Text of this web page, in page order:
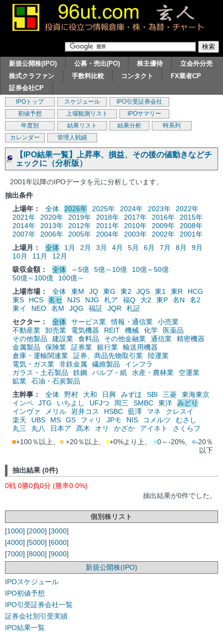
新規公開株(IPO) 公募・売出(PO) 株主優待
立会外分売
株式クラファン
手数料比較 コンタクト
FX業者CP
証券会社CP
IPOトップ スケジュール
IPO引受証券会社
初値予想
上場観測リスト
IPOサマリー
年度別
結果リスト 結果分析
時系列
カレンダー
管理人戦績
【IPO結果一覧】上昇率、損益、その後の値動きなどチ
ェックに（分析版）
2001年以降のIPOデータを元に分析しています。
抽出条件
上場年：
全体 2026年 2025年 2024年 2023年
2022年
2021年
2020年 2019年 2018年 2017年 2016年
2015年
2014年
2013年 2012年 2011年 2010年 2009年
2008年
2007年
2006年 2005年 2004年 2003年 2002年
2001年
上場月：
全体 1月 2月 3月 4月 5月 6月 7月 8月
9月
10月
11月
12月
吸収金額：
全体 ～5億 5億～10億
10億～50億
50億～100億
100億～
上場市場：
全体 東M JQ 東G 東2 JQS 東1 東R
HCG
東S
HCS 名セ NJS NJG 札ア 福Q 大2 東P 名N
名2
東イ
NEO 名M JQG 福証 JQR
札証
セクター：
全体 サービス業 情報・通信業
小売業
不動産業
卸売業 電気機器 REIT 機械 化学
医薬品
その他製品
建設業 食料品 その他金融業 通信業
精密機器
金属製品
保険業 証券業 銀行業
輸送用機器
倉庫・運輸関連業
証券、商品先物取引業
陸運業
電気・ガス業
非鉄金属 繊維製品
インフラ
ガラス・土石製品
鉄鋼 パルプ・紙 水産・農林業
空運業
鉱業
石油・石炭製品
主幹事：
全体 野村 大和 日興 みずほ SBI 三菱
東海東京
インベ
JTG いちよし UFJつ 岡三 SMBC 東洋
みどり
インヴァ
メリル 岩井コス HSBC 藍澤 マネ
クレスイ
楽天
UBS MS GS フィリ JPモ NIS コメルツ
むさし
丸三
丸八 日本ア 髙木 オリ かざか アイネト
さくらフ
■+100％以上、 ■ +20％以上、 ■+0%より上、 ■0～-20%、 ■-20％
以下
抽出結果 (0件)
0戦 0勝0負0分 (勝率0.0%)
抽出結果が0件でした。
個別株リスト
[1000] [2000] [3000]
[4000] [5000] [6000]
[7000] [8000] [9000]
新規公開株(IPO)
IPOスケジュール
IPO初値予想
IPO引受証券会社一覧
証券会社別引受実績
IPO結果一覧